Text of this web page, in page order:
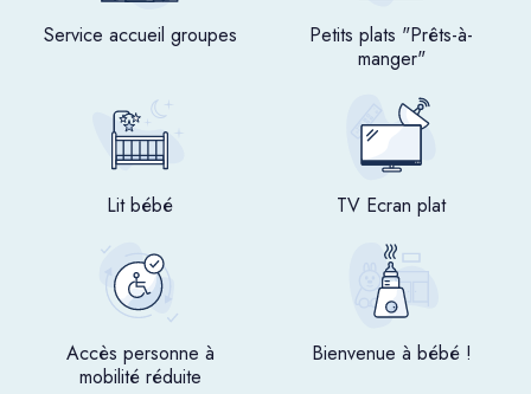
Service accueil groupes
Petits plats "Prêts-à-
manger"
Lit bébé TV Ecran plat
Accès personne à
mobilité réduite
Bienvenue à bébé !